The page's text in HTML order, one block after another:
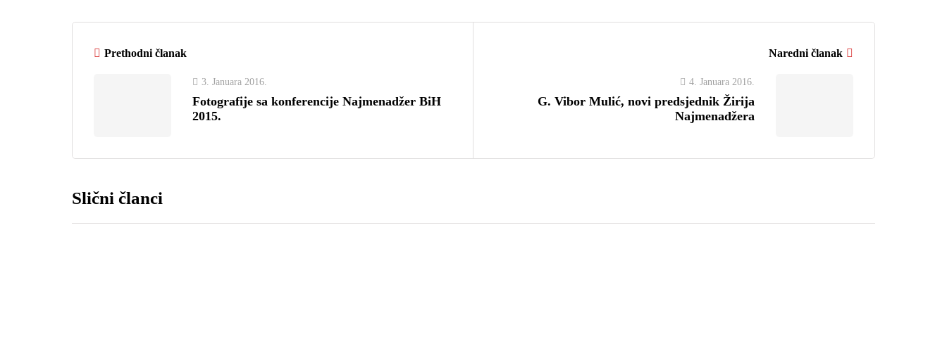
Prethodni članak
3. Januara 2016.
Fotografije sa konferencije Najmenadžer BiH
2015.
Naredni članak
4. Januara 2016.
G. Vibor Mulić, novi predsjednik Žirija
Najmenadžera
Slični članci